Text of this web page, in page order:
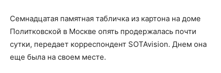
Семнадцатая памятная табличка из картона на доме
Политковской в Москве опять продержалась почти
сутки, передает корреспондент SOTAvision. Днем она
еще была на своем месте.